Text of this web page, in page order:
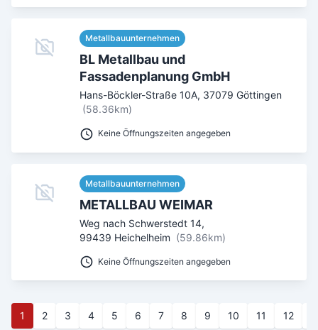
Metallbauunternehmen
BL Metallbau und
Fassadenplanung GmbH
Hans-Böckler-Straße 10A, 37079 Göttingen
(58.36km)
Keine Öffnungszeiten angegeben
Metallbauunternehmen
METALLBAU WEIMAR
Weg nach Schwerstedt 14,
99439 Heichelheim (59.86km)
Keine Öffnungszeiten angegeben
1 2 3 4 5 6 7 8 9 10 11 12